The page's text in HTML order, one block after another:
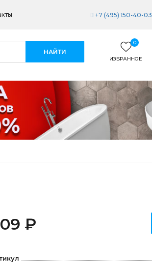
+7 (495) 150-40-03
0
ИЗБРАННОЕ
₽